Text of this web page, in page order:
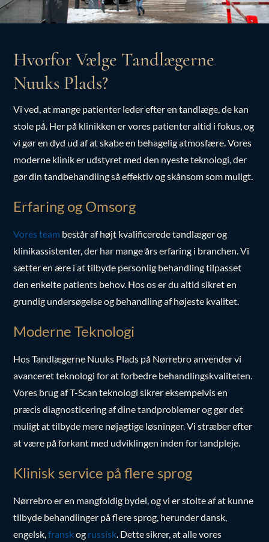
Hvorfor Vælge Tandlægerne
Nuuks Plads?
Vi ved, at mange patienter leder efter en tandlæge, de kan
stole på. Her på klinikken er vores patienter altid i fokus, og
vi gør en dyd ud af at skabe en behagelig atmosfære. Vores
moderne klinik er udstyret med den nyeste teknologi, der
gør din tandbehandling så effektiv og skånsom som muligt.
Erfaring og Omsorg
består af højt kvalificerede tandlæger og
klinikassistenter, der har mange års erfaring i branchen. Vi
sætter en ære i at tilbyde personlig behandling tilpasset
den enkelte patients behov. Hos os er du altid sikret en
grundig undersøgelse og behandling af højeste kvalitet.
Moderne Teknologi
Hos Tandlægerne Nuuks Plads på Nørrebro anvender vi
avanceret teknologi for at forbedre behandlingskvaliteten.
Vores brug af T-Scan teknologi sikrer eksempelvis en
præcis diagnosticering af dine tandproblemer og gør det
muligt at tilbyde mere nøjagtige løsninger. Vi stræber efter
at være på forkant med udviklingen inden for tandpleje.
Klinisk service på flere sprog
Nørrebro er en mangfoldig bydel, og vi er stolte af at kunne
tilbyde behandlinger på flere sprog, herunder dansk,